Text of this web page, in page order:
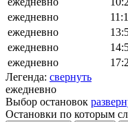
ежедневно
ежедневно
ежедневно
ежедневно
Легенда: свернуть
ежедневно
Выбор остановок
Остановки по которым